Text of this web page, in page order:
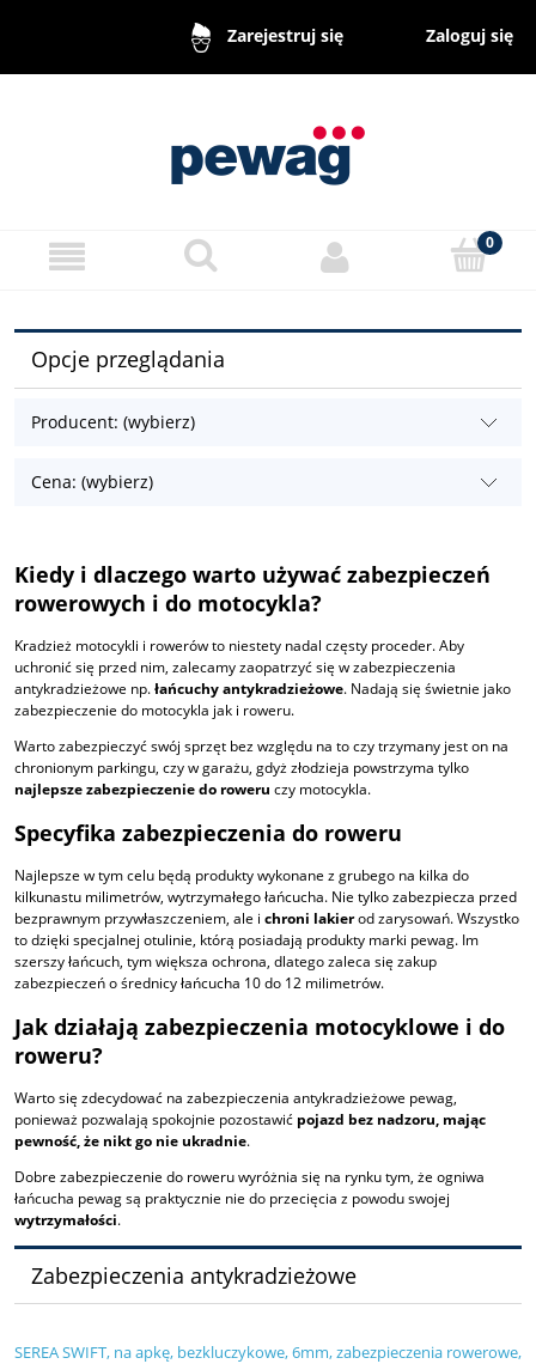
Zarejestruj się Zaloguj się
Opcje przeglądania
Producent: (wybierz)
Cena: (wybierz)
Kiedy i dlaczego warto używać zabezpieczeń
rowerowych i do motocykla?
Kradzież motocykli i rowerów to niestety nadal częsty proceder. Aby
uchronić się przed nim, zalecamy zaopatrzyć się w zabezpieczenia
antykradzieżowe np.łańcuchy antykradzieżowe. Nadają się świetnie jako
zabezpieczenie do motocykla jak i roweru.
Warto zabezpieczyć swój sprzęt bez względu na to czy trzymany jest on na
chronionym parkingu, czy w garażu, gdyż złodzieja powstrzyma tylko
najlepsze zabezpieczenie do roweru czy motocykla.
Specyfika zabezpieczenia do roweru
Najlepsze w tym celu będą produkty wykonane z grubego na kilka do
kilkunastu milimetrów, wytrzymałego łańcucha. Nie tylko zabezpiecza przed
bezprawnym przywłaszczeniem, ale i chroni lakierod zarysowań. Wszystko
to dzięki specjalnej otulinie, którą posiadają produkty marki pewag. Im
szerszy łańcuch, tym większa ochrona, dlatego zaleca się zakup
zabezpieczeń o średnicy łańcucha 10 do 12 milimetrów.
Jak działają zabezpieczenia motocyklowe i do
roweru?
Warto się zdecydować na zabezpieczenia antykradzieżowe pewag,
ponieważ pozwalają spokojnie pozostawić pojazd bez nadzoru, mając
pewność, że nikt go nie ukradnie.
Dobre zabezpieczenie do roweru wyróżnia się na rynku tym, że ogniwa
łańcucha pewag są praktycznie nie do przecięcia z powodu swojej
wytrzymałości.
Zabezpieczenia antykradzieżowe
SEREA SWIFT, na apkę, bezkluczykowe, 6mm, zabezpieczenia rowerowe,